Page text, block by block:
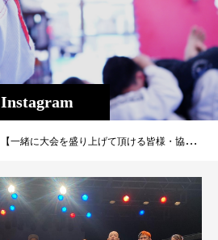
Instagram
【一緒に大会を盛り上げて頂ける皆様・協賛企業様を募っています！！】２０２３年１１月１２日（日）インターナショナル修斗コミッション認定Theパラエストラ沖縄主催、プロフェッショナル修斗沖縄大会【THE SHOOTO OKINAWA vol.９】コザミュージックタウン音市場にて座席４１５名前後の観客数で、沖縄県内プロシューターVS県外プロシュータープロ公式戦１０試合・グラップリングトーナメントを予定しています。会場に来られない方の為に日本全国で視聴可能なインターネットLIVE配信ツイキャスでは毎大会沢山の視聴者の方に観戦していただいています。この大会を機に改めて沖縄から強い選手を育てるべく選手の忍耐力、精神力、体力、技術向上を目指す共に格闘技を通し、健全なる教育の場の提供として、また総合格闘技の更なる向上、発展に繋がるよう奮起する所存でございます。今大会が更なる起爆剤となりますよう、皆様の格別のご協賛を賜りたく重ねてお願い申し上げます。 ［大会名］ 【THE SHOOTO OKINAWA vol.９】［日時］ 令和５年１１月１２日（日）開場１４：００ 開始１５：００［会場］ 沖縄県沖縄市／コザミュージックタウン音市場［主催］ Theパラエストラ沖縄[認定] インターナショナル修斗コミッション[協力] 一般社団法人 日本修斗協会・EVERGROUND・JMOC・ＧＦＣ・studio shine［特別協賛］ G-garage［内容］ ①プロフェッショナル修斗公式戦 ②ライト級斬修斗沖縄グラップリングトーナメント2023[特別メイン協賛] 【G-garage】沖縄で車販売車両販売承ります！（那覇市古波蔵2-4-8-1）Instagram→→→https://www.instagram.com/like_impala/[特別協賛] 株式会社ファッションキャンディー/沖縄広告株式会社/Deshign.SP41/Privatesalon CrossLine/SUIPARA＃道頓堀ワッフル/京都市役所前法律事務所/カルペディエム沖縄〇協賛Bタイプ:６万円 (２企業様募集） ①ケージコーナーバナー作成 ②大会ポスターロゴ掲載 ③大会当日放送CMロゴ掲載宣伝 ④大会チケットVIP席２枚贈呈。〇協賛Dタイプ：３万円 ①会場の全ての座席に御社チラシを配布いたします。〇協賛Eタイプ:３万円 (５企業様募集） ①御社CM（３０秒程度・動画作成は御社にてお願いします)を会場、ツイキャス放送で放送いたします。 ○協賛Fタイプ（応相談）①今大会初開催の修斗グラップリング・７０ｋｇ以下トーナメントに冠名（例）○○○○○Presents斬修斗沖縄修斗グラップリングトーナメント）をつけ、優勝者にケージ上にて賞金を贈呈して頂きます。②大会ポスターロゴ掲載 ③大会当日放送CMロゴ掲載宣伝 ④大会チケットVIP席２枚贈呈[ご協賛の手続きについて]バナー、パンフレット、ロゴデータ内容を添付し、御社名、担当者様、希望協賛タイプ、ご連絡先（住所、電話番号）、をメールにてTheパラエストラ沖縄までお知らせください。締切り：協賛Bタイプ ９月３０日（ポスター＆チケット作成の都合により早期となります） 協賛D・協賛Eタイプ１０月２０日。 協賛Fタイプ決定次第終了。※全ての協賛者様は集まり次第終了となります。※その他詳細についてはTheパラエストラ沖縄までお問い合わせください。〒902-0076 沖縄県那覇市与儀 2-21-1 Theパラエストラ沖縄TEL：098-851-4739メール：reversal.the@gmail.com#shooto1112 #THESHOOTOOKINAWA #EVERGROUND #斬修斗沖縄 #修斗 #shooto #沖縄 #パラエストラ #那覇 #コザ #コザミュージックタウン #MMA #総合格闘技